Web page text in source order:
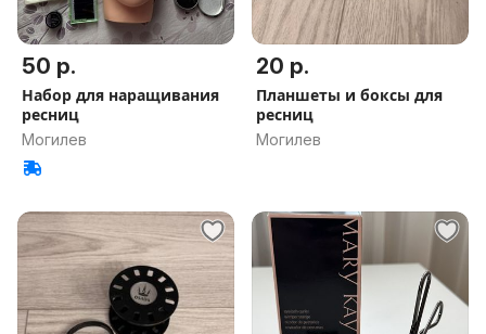
50 р.
Набор для наращивания
ресниц
Могилев
20 р.
Планшеты и боксы для
ресниц
Могилев